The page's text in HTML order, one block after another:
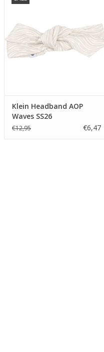
TOEVOEGEN AAN WINKELWAGEN
Klein Headband AOP
Waves SS26
€12,95 €6,47